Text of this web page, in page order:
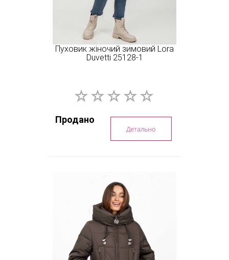
Пуховик жіночий зимовий Lora
Duvetti 25128-1
Продано
Детально